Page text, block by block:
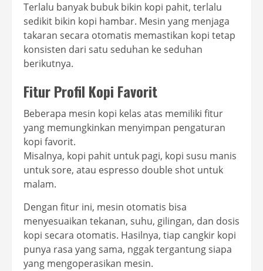
Terlalu banyak bubuk bikin kopi pahit, terlalu
sedikit bikin kopi hambar. Mesin yang menjaga
takaran secara otomatis memastikan kopi tetap
konsisten dari satu seduhan ke seduhan
berikutnya.
Fitur Profil Kopi Favorit
Beberapa mesin kopi kelas atas memiliki fitur
yang memungkinkan menyimpan pengaturan
kopi favorit.
Misalnya, kopi pahit untuk pagi, kopi susu manis
untuk sore, atau espresso double shot untuk
malam.
Dengan fitur ini, mesin otomatis bisa
menyesuaikan tekanan, suhu, gilingan, dan dosis
kopi secara otomatis. Hasilnya, tiap cangkir kopi
punya rasa yang sama, nggak tergantung siapa
yang mengoperasikan mesin.